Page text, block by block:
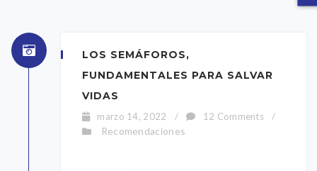
LOS SEMÁFOROS,
FUNDAMENTALES PARA SALVAR
VIDAS
marzo 14, 2022 / 12 Comments /
Recomendaciones